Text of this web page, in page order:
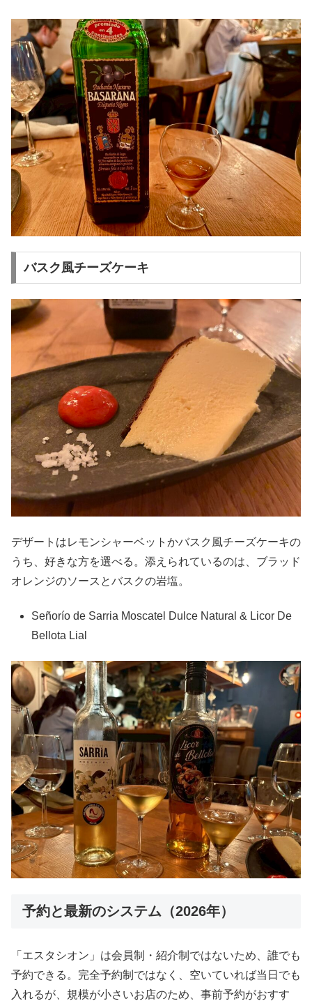
バスク風チーズケーキ
デザートはレモンシャーベットかバスク風チーズケーキの
うち、好きな方を選べる。添えられているのは、ブラッド
オレンジのソースとバスクの岩塩。
Señorío de Sarria Moscatel Dulce Natural & Licor De
Bellota Lial
予約と最新のシステム（2026年）
「エスタシオン」は会員制・紹介制ではないため、誰でも
予約できる。完全予約制ではなく、空いていれば当日でも
入れるが、規模が小さいお店のため、事前予約がおすす